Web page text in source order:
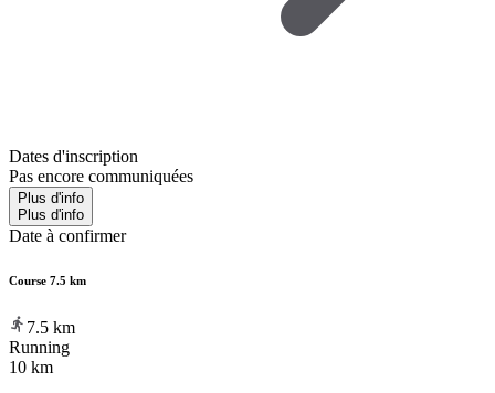
Dates d'inscription
Pas encore communiquées
Plus d'info
Plus d'info
Date à confirmer
Course 7.5 km
7.5 km
Running
10 km